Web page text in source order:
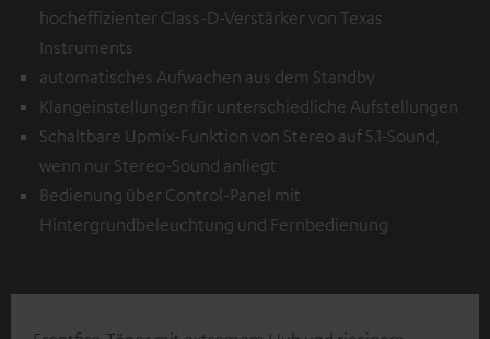
hocheffizienter Class-D-Verstärker von Texas
Instruments
automatisches Aufwachen aus dem Standby
Klangeinstellungen für unterschiedliche Aufstellungen
Schaltbare Upmix-Funktion von Stereo auf 5.1-Sound,
wenn nur Stereo-Sound anliegt
Bedienung über Control-Panel mit
Hintergrundbeleuchtung und Fernbedienung